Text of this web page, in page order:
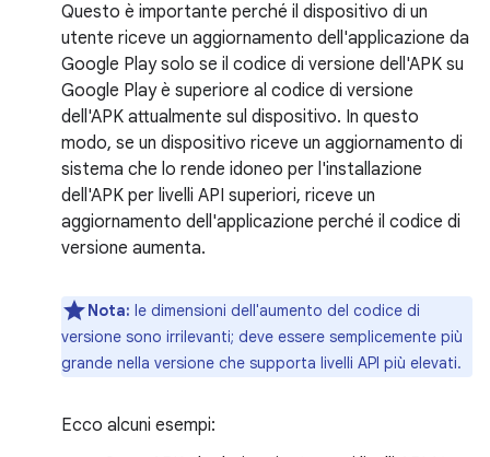
Questo è importante perché il dispositivo di un
utente riceve un aggiornamento dell'applicazione da
Google Play solo se il codice di versione dell'APK su
Google Play è superiore al codice di versione
dell'APK attualmente sul dispositivo. In questo
modo, se un dispositivo riceve un aggiornamento di
sistema che lo rende idoneo per l'installazione
dell'APK per livelli API superiori, riceve un
aggiornamento dell'applicazione perché il codice di
versione aumenta.
Nota: le dimensioni dell'aumento del codice di
versione sono irrilevanti; deve essere semplicemente più
grande nella versione che supporta livelli API più elevati.
Ecco alcuni esempi: